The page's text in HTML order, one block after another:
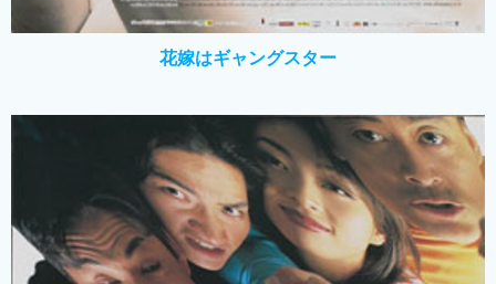
花嫁はギャングスター